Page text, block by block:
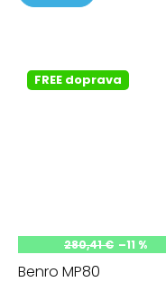
FREE doprava
280,41 € –11 %
Benro MP80